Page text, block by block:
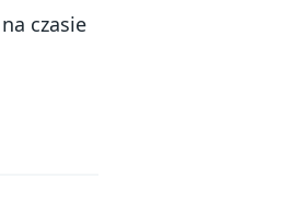
czasie